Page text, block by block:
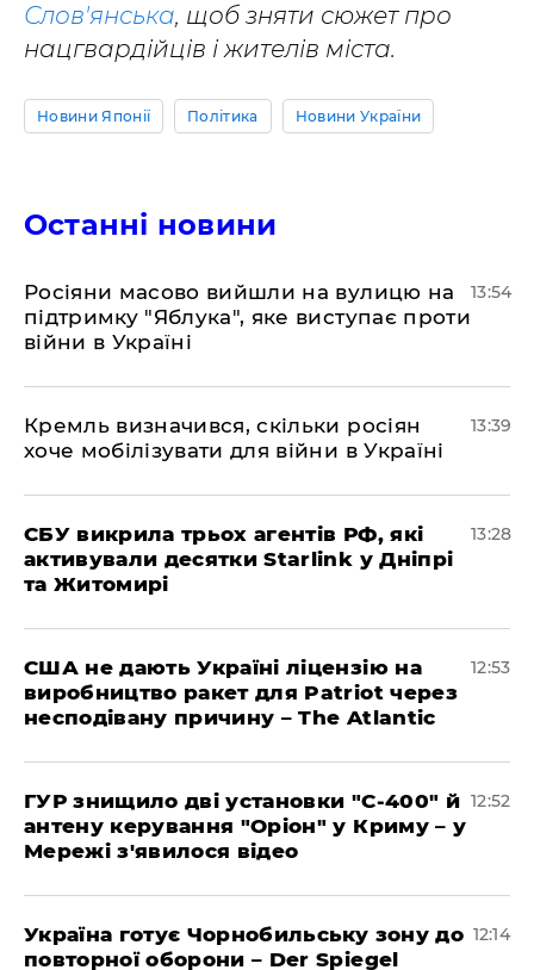
Слов'янська, щоб зняти сюжет про
нацгвардійців і жителів міста.
Новини Японії Політика Новини України
Останні новини
Росіяни масово вийшли на вулицю на
підтримку "Яблука", яке виступає проти
війни в Україні
13:54
Кремль визначився, скільки росіян
хоче мобілізувати для війни в Україні
13:39
СБУ викрила трьох агентів РФ, які
активували десятки Starlink у Дніпрі
та Житомирі
13:28
США не дають Україні ліцензію на
виробництво ракет для Patriot через
несподівану причину – The Atlantic
12:53
ГУР знищило дві установки "С-400" й
антену керування "Оріон" у Криму – у
Мережі з'явилося відео
12:52
Україна готує Чорнобильську зону до
повторної оборони – Der Spiegel
12:14